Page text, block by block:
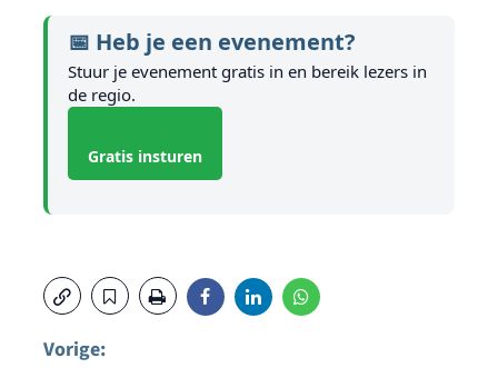
📅 Heb je een evenement?
Stuur je evenement gratis in en bereik lezers in
de regio.
Gratis insturen
Vorige: